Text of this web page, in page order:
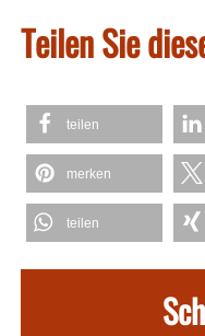
Teilen Sie
teilen
merken
teilen